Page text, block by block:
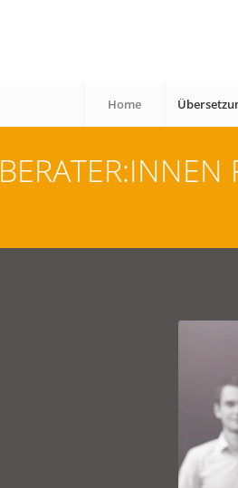
Home